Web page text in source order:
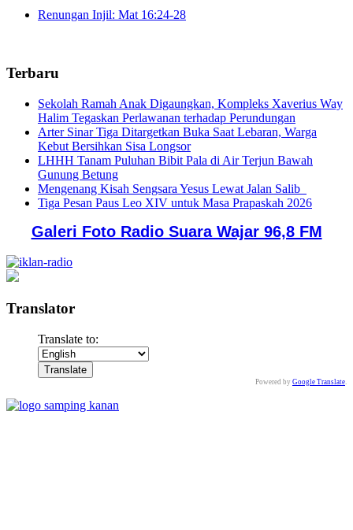
Renungan Injil: Mat 16:24-28
Terbaru
Sekolah Ramah Anak Digaungkan, Kompleks Xaverius Way
Halim Tegaskan Perlawanan terhadap Perundungan
Arter Sinar Tiga Ditargetkan Buka Saat Lebaran, Warga
Kebut Bersihkan Sisa Longsor
LHHH Tanam Puluhan Bibit Pala di Air Terjun Bawah
Gunung Betung
Mengenang Kisah Sengsara Yesus Lewat Jalan Salib
Tiga Pesan Paus Leo XIV untuk Masa Prapaskah 2026
Galeri Foto Radio Suara Wajar 96,8 FM
Translator
Translate to:
Powered by Google Translate